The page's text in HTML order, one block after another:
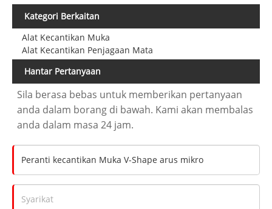
Kategori Berkaitan
Alat Kecantikan Muka
Alat Kecantikan Penjagaan Mata
Hantar Pertanyaan
Sila berasa bebas untuk memberikan pertanyaan
anda dalam borang di bawah. Kami akan membalas
anda dalam masa 24 jam.